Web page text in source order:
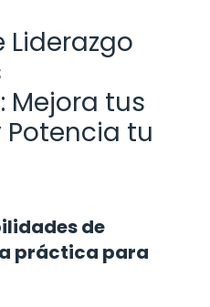
Mejora tus
tu
de
práctica para